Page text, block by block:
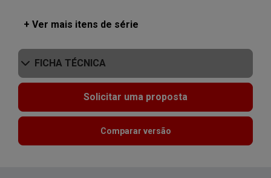
+ Ver mais itens de série
FICHA TÉCNICA
Solicitar uma proposta
Comparar versão